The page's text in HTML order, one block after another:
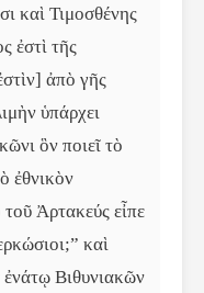
καὶ Τιμοσθένης
ἐστὶ τῆς
ἀπὸ γῆς
ὑπάρχει
ὃν ποιεῖ τὸ
ἐθνικὸν
Ἀρτακεύς εἶπε
καὶ
Βιθυνιακῶν